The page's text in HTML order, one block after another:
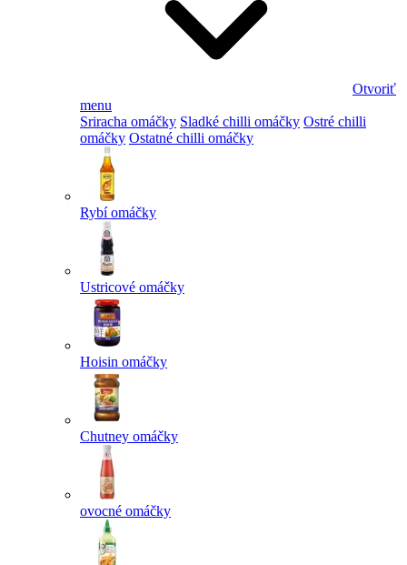
Otvoriť
menu
Sriracha omáčky Sladké chilli omáčky Ostré chilli
omáčky Ostatné chilli omáčky
Rybí omáčky
Ustricové omáčky
Hoisin omáčky
Chutney omáčky
ovocné omáčky